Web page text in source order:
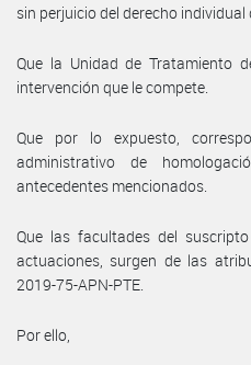
sin perjuicio del derecho
Que la Unidad de Tratamiento
intervención que le compete.
Que por lo expuesto,
administrativo de
antecedentes mencionados.
Que las facultades del
actuaciones, surgen de las
2019-75-APN-PTE.
Por ello,